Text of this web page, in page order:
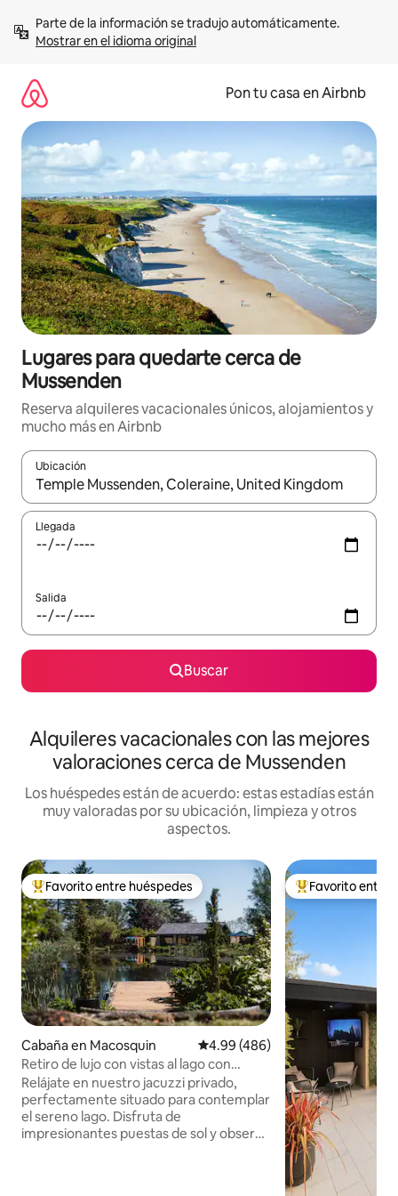
contenidoMostrar en el idioma original
Pon tu casa en Airbnb
Lugares para quedarte cerca de
Mussenden
Reserva alquileres vacacionales únicos, alojamientos y
mucho más en Airbnb
Ubicación
Cuando los resultados estén disponibles, navega con las
Llegada
Salida
Buscar
Alquileres vacacionales con las mejores
valoraciones cerca de Mussenden
Los huéspedes están de acuerdo: estas estadías están
muy valoradas por su ubicación, limpieza y otros
aspectos.
Favorito entre huéspedes preferido
Favorito entre huéspedes
Cabaña en Macosquin Calificación promedio: 4.99 de
4.99 (486)
Retiro de lujo con vistas al lago con
bañera de hidromasaje y mesa de billar
Relájate en nuestro jacuzzi privado,
perfectamente situado para contemplar
el sereno lago. Disfruta de
impresionantes puestas de sol y observa
Favorito entre
Favorito entre